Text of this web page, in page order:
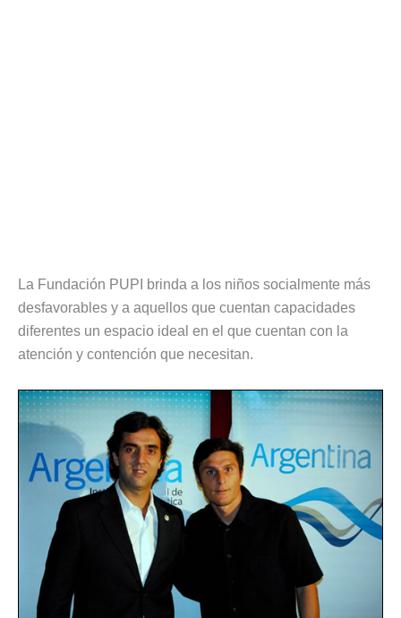
La Fundación PUPI brinda a los niños socialmente más
desfavorables y a aquellos que cuentan capacidades
diferentes un espacio ideal en el que cuentan con la
atención y contención que necesitan.